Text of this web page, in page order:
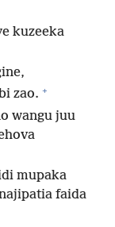
kuzeeka
zao. +
wangu juu
mupaka
faida